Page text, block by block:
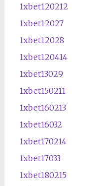
1xbet120212
1xbet12027
1xbet12028
1xbet120414
1xbet13029
1xbet150211
1xbet160213
1xbet16032
1xbet170214
1xbet17033
1xbet180215